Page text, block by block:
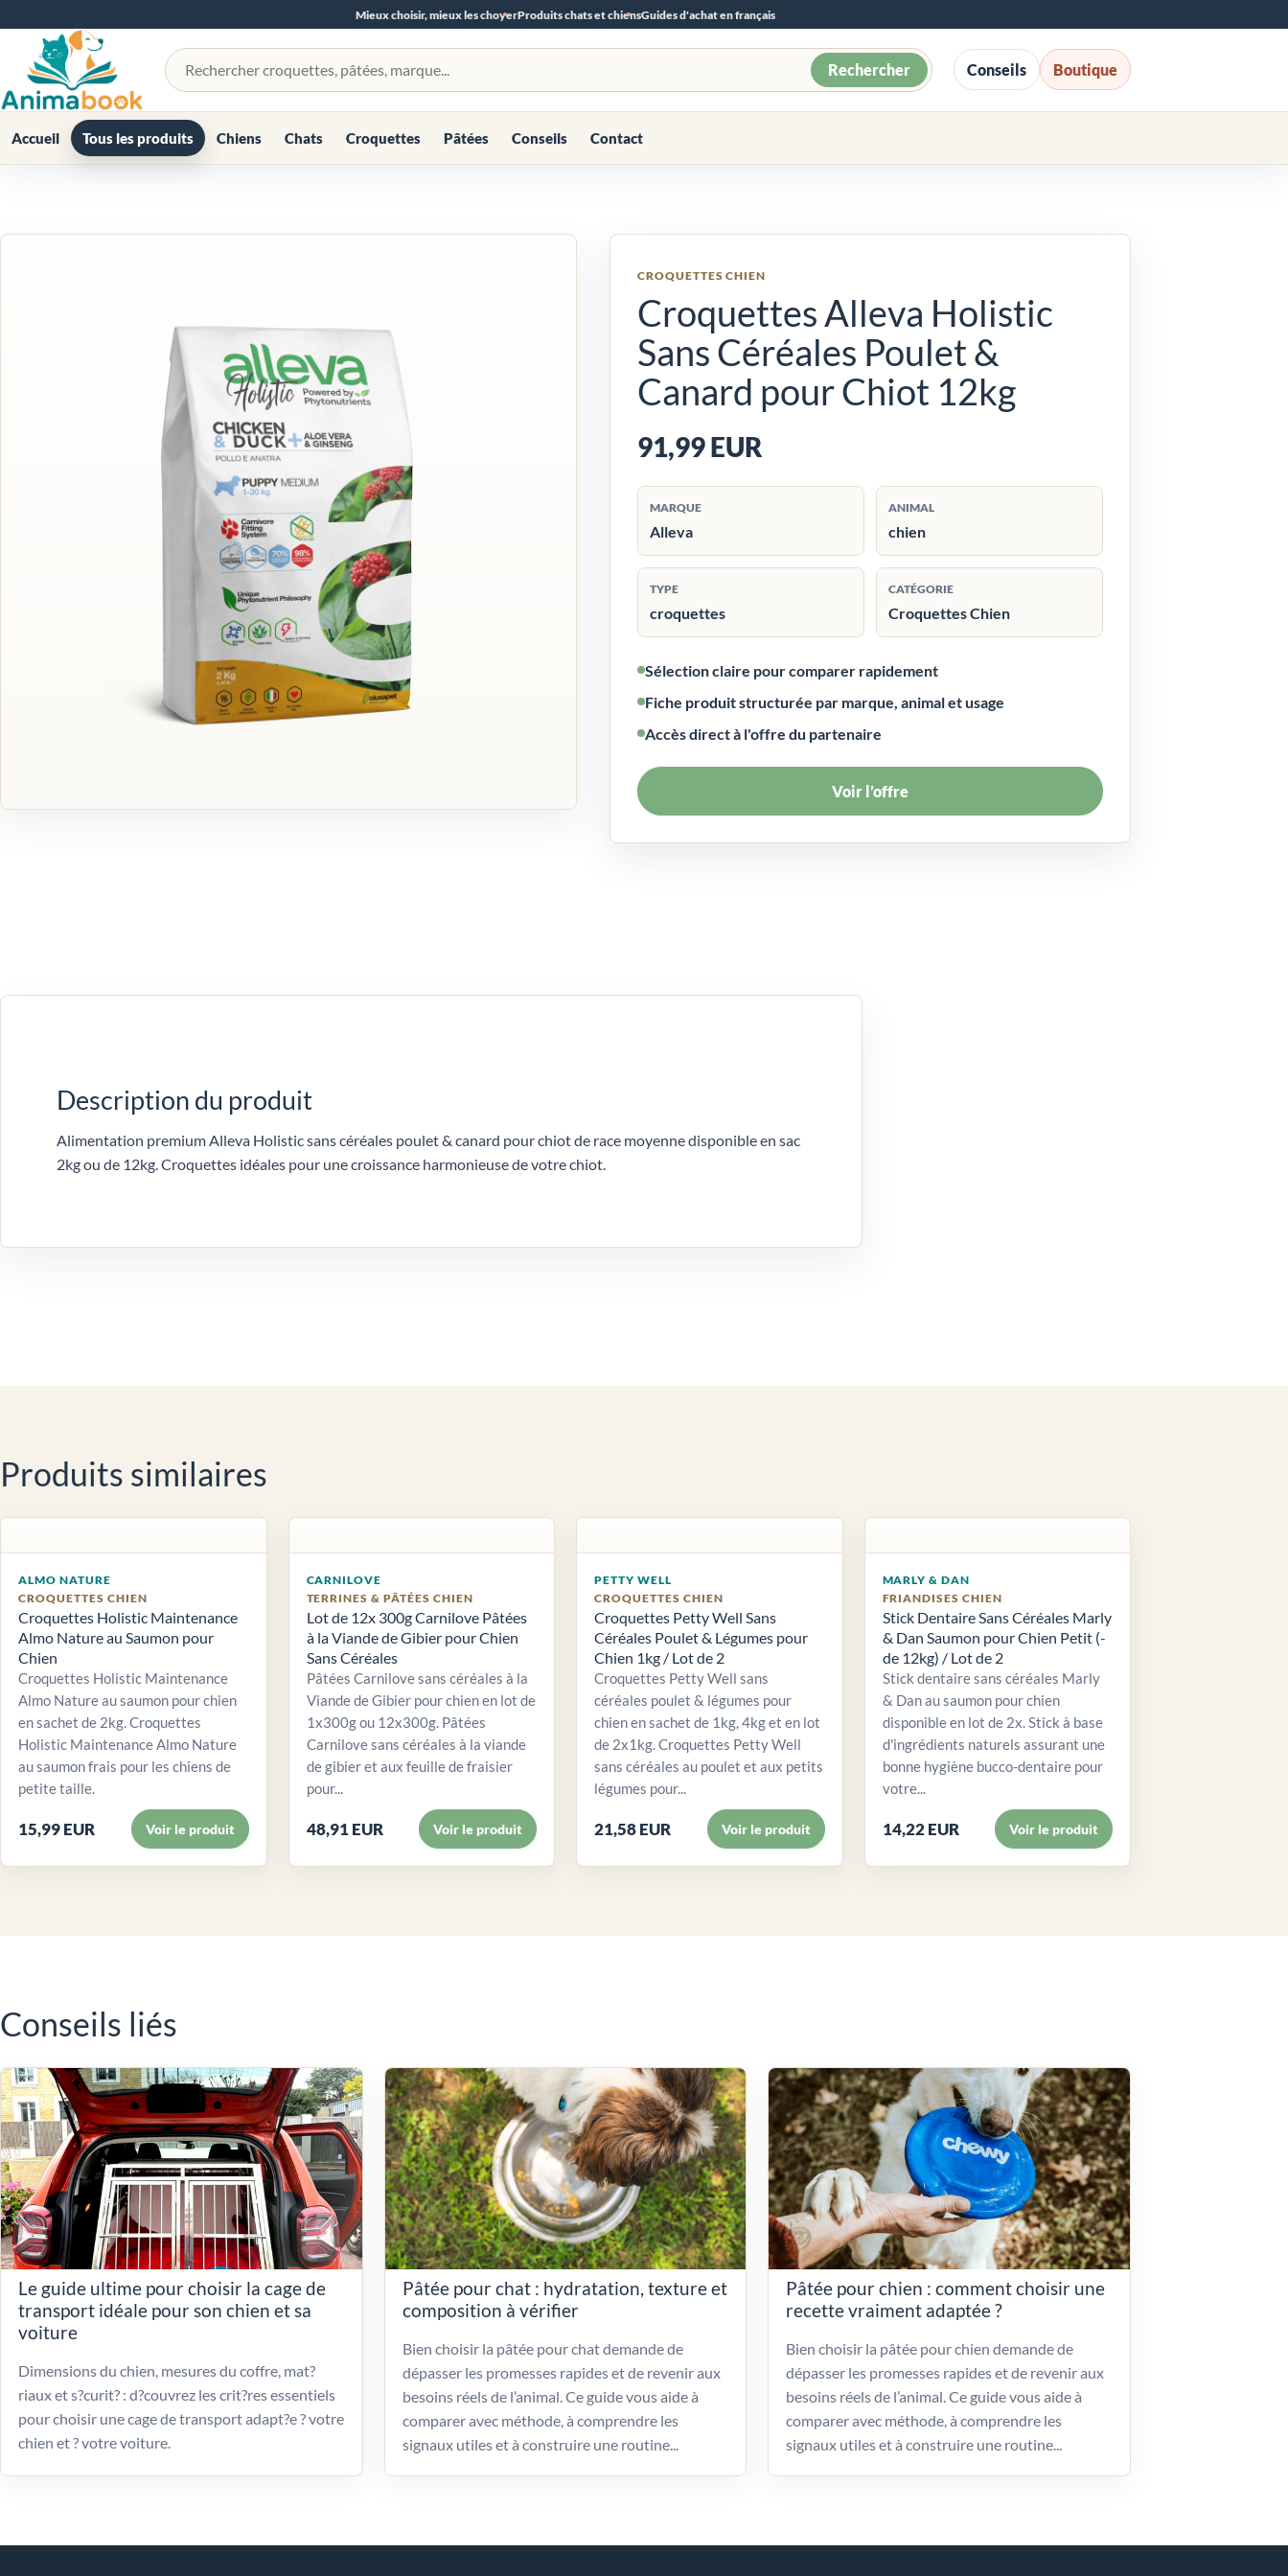
Mieux choisir, mieux les choyerProduits chats et chiensGuides d'achat en français
Rechercher un produit Rechercher Conseils Boutique
Accueil Tous les produits Chiens Chats Croquettes Pâtées Conseils Contact
CROQUETTES CHIEN
Croquettes Alleva Holistic
Sans Céréales Poulet &
Canard pour Chiot 12kg
91,99 EUR
MARQUE
Alleva
ANIMAL
chien
TYPE
croquettes
CATÉGORIE
Croquettes Chien
Sélection claire pour comparer rapidement
Fiche produit structurée par marque, animal et usage
Accès direct à l'offre du partenaire
Voir l’offre
Description du produit
Alimentation premium Alleva Holistic sans céréales poulet & canard pour chiot de race moyenne disponible en sac
2kg ou de 12kg. Croquettes idéales pour une croissance harmonieuse de votre chiot.
Produits similaires
ALMO NATURE
CROQUETTES CHIEN
Croquettes Holistic Maintenance
Almo Nature au Saumon pour
Chien
Croquettes Holistic Maintenance
Almo Nature au saumon pour chien
en sachet de 2kg. Croquettes
Holistic Maintenance Almo Nature
au saumon frais pour les chiens de
petite taille.
15,99 EUR Voir le produit
CARNILOVE
TERRINES & PÂTÉES CHIEN
Lot de 12x 300g Carnilove Pâtées
à la Viande de Gibier pour Chien
Sans Céréales
Pâtées Carnilove sans céréales à la
Viande de Gibier pour chien en lot de
1x300g ou 12x300g. Pâtées
Carnilove sans céréales à la viande
de gibier et aux feuille de fraisier
pour...
48,91 EUR Voir le produit
PETTY WELL
CROQUETTES CHIEN
Croquettes Petty Well Sans
Céréales Poulet & Légumes pour
Chien 1kg / Lot de 2
Croquettes Petty Well sans
céréales poulet & légumes pour
chien en sachet de 1kg, 4kg et en lot
de 2x1kg. Croquettes Petty Well
sans céréales au poulet et aux petits
légumes pour...
21,58 EUR Voir le produit
MARLY & DAN
FRIANDISES CHIEN
Stick Dentaire Sans Céréales Marly
& Dan Saumon pour Chien Petit (-
de 12kg) / Lot de 2
Stick dentaire sans céréales Marly
& Dan au saumon pour chien
disponible en lot de 2x. Stick à base
d'ingrédients naturels assurant une
bonne hygiène bucco-dentaire pour
votre...
14,22 EUR Voir le produit
Conseils liés
Le guide ultime pour choisir la cage de
transport idéale pour son chien et sa
voiture
Dimensions du chien, mesures du coffre, mat?
riaux et s?curit? : d?couvrez les crit?res essentiels
pour choisir une cage de transport adapt?e ? votre
chien et ? votre voiture.
Pâtée pour chat : hydratation, texture et
composition à vérifier
Bien choisir la pâtée pour chat demande de
dépasser les promesses rapides et de revenir aux
besoins réels de l’animal. Ce guide vous aide à
comparer avec méthode, à comprendre les
signaux utiles et à construire une routine...
Pâtée pour chien : comment choisir une
recette vraiment adaptée ?
Bien choisir la pâtée pour chien demande de
dépasser les promesses rapides et de revenir aux
besoins réels de l’animal. Ce guide vous aide à
comparer avec méthode, à comprendre les
signaux utiles et à construire une routine...